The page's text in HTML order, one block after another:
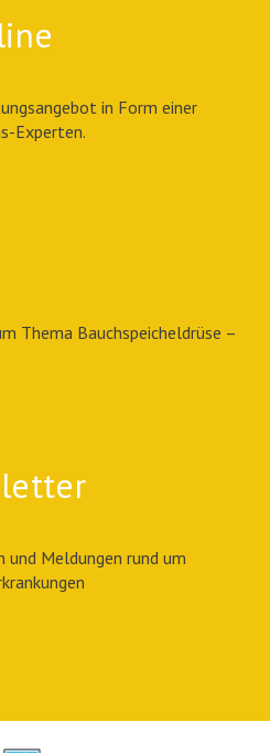
in Form einer
Experten.
Thema Bauchspeicheldrüse –
und Meldungen rund um